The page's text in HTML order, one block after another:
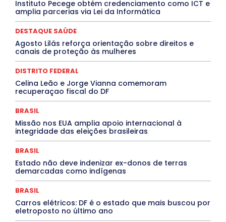
Cultura e Tal
DANÇA Dengue
Denuncia
DESTAQUE BRASIL
DESTAQUE DF
DESTAQUE SAÚDE
DESTAQUES OUTROS
ELEIÇÕES
EMPREGO E OPORTUNIDADES
ENTORNO
Especial
Espírito Santo
EVENTOS
EXPOSIÇÃO Featured
Febre Amarela
INTELIGÊNCIA ARTIFICIAL
INTERNACIONAL
Jogos Online
JUDICIÁRIO
MEIO AMBIENTE
Paraíba
Paraná Pernambuco Piauí
PROCESSO SELETIVO
QUALIFICAÇÃO PROFISSIONAL
RESIDÊNCIA
Santa Catarina
São Paulo SARAMPO
Saúde Agora
SEGURANÇA
TÁ FROID?
TEATRO TECNOLOGIA
TIC TAC
Mais
Instituto Pecege obtém credenciamento como ICT e
amplia parcerias via Lei da Informática
DESTAQUE SAÚDE
Agosto Lilás reforça orientação sobre direitos e
canais de proteção às mulheres
DISTRITO FEDERAL
Celina Leão e Jorge Vianna comemoram
recuperaçao fiscal do DF
BRASIL
Missão nos EUA amplia apoio internacional à
integridade das eleições brasileiras
BRASIL
Estado não deve indenizar ex-donos de terras
demarcadas como indígenas
BRASIL
Carros elétricos: DF é o estado que mais buscou por
eletroposto no último ano